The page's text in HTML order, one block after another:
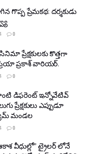
గొప్ప ప్రేమకథ: దర్శకుడు
0
ప్రేక్షకులకు కొత్తగా
ప్ర‌కాశ్ వారియ‌ర్‌.
0
లాంటి డిఫరెంట్ ఇన్నోవేటివ్
ప్రేక్షకులు ఎప్పుడూ
మండల
0
వీధుల్లో” ట్రైలర్ లోనే